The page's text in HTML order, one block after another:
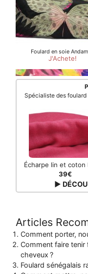
Spécialiste des
Écharpe lin et coton
39€
▶
Articles
Comment porter,
Comment faire tenir
cheveux ?
Foulard sénégalais